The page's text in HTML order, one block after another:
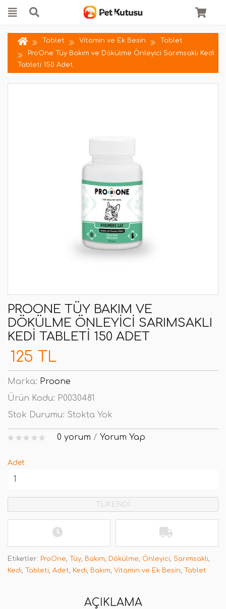
Tablet Vitamin ve Ek Besin
Tablet
ProOne Tüy Bakım ve Dökülme Önleyici Sarımsaklı Kedi
Tableti 150 Adet
PROONE TÜY BAKIM VE
DÖKÜLME ÖNLEYICI SARIMSAKLI
KEDI TABLETI 150 ADET
125 TL
Marka: Proone
Ürün Kodu: P0030481
Stok Durumu: Stokta Yok
0 yorum / Yorum Yap
Adet
TÜKENDİ
Etiketler: ProOne, Tüy, Bakım, Dökülme, Önleyici, Sarımsaklı,
Kedi, Tableti, Adet, Kedi, Bakım, Vitamin ve Ek Besin, Tablet
AÇIKLAMA